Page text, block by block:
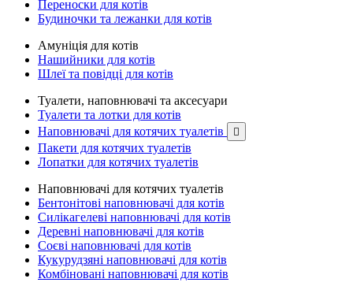
Переноски для котів
Будиночки та лежанки для котів
Амуніція для котів
Нашийники для котів
Шлеї та повідці для котів
Туалети, наповнювачі та аксесуари
Туалети та лотки для котів
Наповнювачі для котячих туалетів

Пакети для котячих туалетів
Лопатки для котячих туалетів
Наповнювачі для котячих туалетів
Бентонітові наповнювачі для котів
Силікагелеві наповнювачі для котів
Деревні наповнювачі для котів
Соєві наповнювачі для котів
Кукурудзяні наповнювачі для котів
Комбіновані наповнювачі для котів